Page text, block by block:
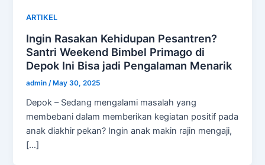
ARTIKEL
Ingin Rasakan Kehidupan Pesantren?
Santri Weekend Bimbel Primago di
Depok Ini Bisa jadi Pengalaman Menarik
admin/ May 30, 2025
Depok – Sedang mengalami masalah yang
membebani dalam memberikan kegiatan positif pada
anak diakhir pekan? Ingin anak makin rajin mengaji,
[…]